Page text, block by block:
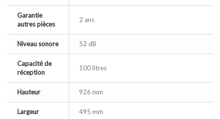
Garantie
autres pièces
2 ans
Niveau sonore 52 dB
Capacité de
réception
100 litres
Hauteur 926 mm
Largeur 495 mm